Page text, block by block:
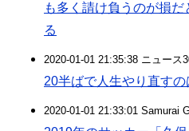
も多く請け負うのが損だ
る
2020-01-01 21:35:38 ニュース
20半ばで人生やり直す
2020-01-01 21:33:01 Samurai